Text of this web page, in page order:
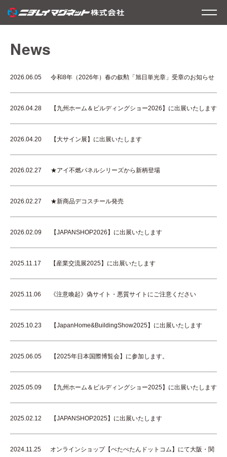
News
2026.06.05 令和8年（2026年）春の叙勲「旭日単光章」受章のお知らせ
2026.04.28 【九州ホーム＆ビルディングショー2026】に出展いたします
2026.04.20 【大サイン展】に出展いたします
2026.02.27 ★アイ不燃パネルシリーズから新柄登場
2026.02.27 ★新商品デコスチール発売
2026.02.09 【JAPANSHOP2026】に出展いたします
2025.11.17 【産業交流展2025】に出展いたします
2025.11.06 《注意喚起》偽サイト・悪質サイトにご注意ください
2025.10.23 【JapanHome&BuildingShow2025】に出展いたします
2025.06.05 【2025年日本国際博覧会】に参加します。
2025.05.09 【九州ホーム＆ビルディングショー2025】に出展いたします
2025.02.12 【JAPANSHOP2025】に出展いたします
2024.11.25
オンラインショップ【ぺたぺたんドットコム】にて大阪・関